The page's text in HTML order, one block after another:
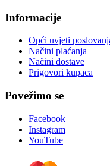
Informacije
Opći uvjeti
Načini plaćanja
Načini dostave
Prigovori kupaca
Povežimo se
Facebook
Instagram
YouTube